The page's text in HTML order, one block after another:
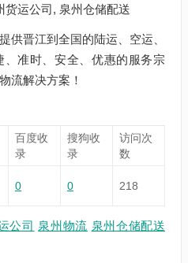
货运公司, 泉州仓储配送
供晋江到全国的陆运、空运、
准时、安全、优惠的服务宗
流解决方案！
百度收
录
搜狗收
录
访问次
数
0 0 218
公司 泉州物流 泉州仓储配送